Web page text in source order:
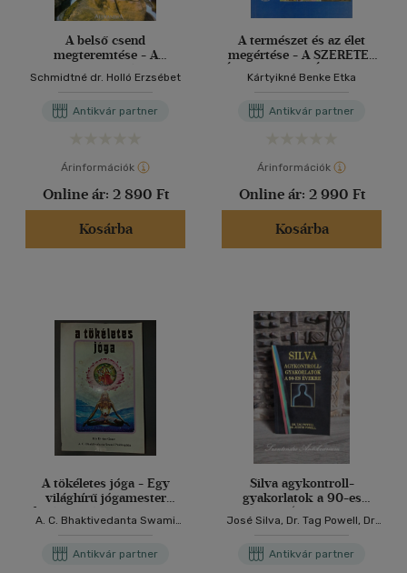
A belső csend
megteremtése - A
Schmidtné dr. Holló Erzsébet
Antikvár partner
Árinformációk
Online ár: 2 890 Ft
Kosárba
A természet és az élet
megértése - A SZERETET
ÉLNITUDÁS MŰVÉSZETE
LÉLEGZÜNK ÉS
Kártyikné Benke Etka
Antikvár partner
Árinformációk
Online ár: 2 990 Ft
Kosárba
A tökéletes jóga - Egy
világhírű jógamester
feltárja a jóga igazi titkait
(A. C. Bhaktivedanta Swami
hogy az ősi jóga a testi
A. C. Bhaktivedanta Swami
Antikvár partner
Silva agykontroll-
gyakorlatok a 90-es
évekre (Silva Mind
Mastery for the 90's) -
José Silva, Dr. Tag Powell, Dr.
(szerk.), Szászi József (ford.),
Dr. Veér András (lektor)
Antikvár partner